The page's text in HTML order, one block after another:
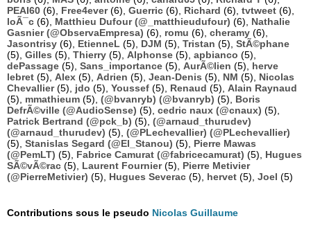
PEAI60 (6), Free4ever(6), Guerric (6), Richard (6), tvtweet (6),
loÃ¯c (6), Matthieu Dufour (@_matthieudufour) (6), Nathalie
Gasnier (@ObservaEmpresa) (6), romu (6), cheramy (6),
Jasontrisy (6), EtienneL (5), DJM (5), Tristan (5), StÃ©phane
(5), Gilles (5), Thierry (5), Alphonse (5), apbianco (5),
dePassage (5), Sans_importance (5), AurÃ©lien (5), herve
lebret (5), Alex (5), Adrien (5), Jean-Denis (5), NM (5), Nicolas
Chevallier(5), jdo (5), Youssef (5), Renaud (5), Alain Raynaud
(5), mmathieum (5), (@bvanryb) (@bvanryb) (5), Boris
DefrÃ©ville (@AudioSense) (5), cedric naux (@cnaux) (5),
Patrick Bertrand (@pck_b) (5), (@arnaud_thurudev)
(@arnaud_thurudev) (5), (@PLechevallier) (@PLechevallier)
(5), Stanislas Segard (@El_Stanou) (5), Pierre Mawas
(@PemLT) (5), Fabrice Camurat (@fabricecamurat) (5), Hugues
SÃ©vÃ©rac (5), Laurent Fournier(5), Pierre Metivier
(@PierreMetivier) (5), Hugues Severac (5), hervet (5), Joel (5)
Contributions sous le pseudo Nicolas Guillaume